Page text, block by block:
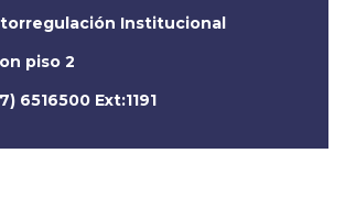
Institucional
piso 2
6516500 Ext:1191